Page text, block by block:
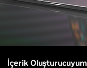
İçerik Oluşturucuyum